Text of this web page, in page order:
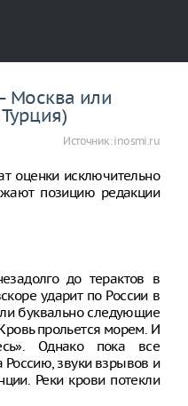
Москва или
Источник:inosmi.ru
оценки исключительно
позицию редакции
до терактов в
ударит по России в
буквально следующие
прольется морем. И
Однако пока все
звуки взрывов и
Реки крови потекли